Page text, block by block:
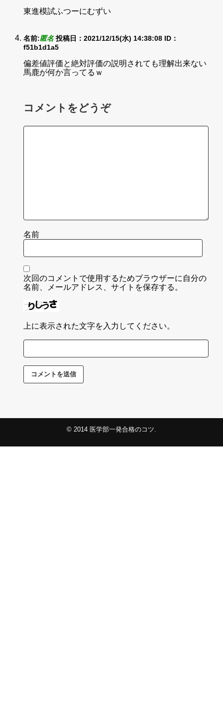
東進模試ふつーにむずい
名前:匿名 投稿日：2021/12/15(水) 14:38:08 ID：
f51b1d1a5
偏差値評価と絶対評価の説明されても理解出来ない
馬鹿が何か言ってるｗ
コメントをどうぞ
名前
次回のコメントで使用するためブラウザーに自分の
名前、メールアドレス、サイトを保存する。
上に表示された文字を入力してください。
© 2014 医学部一発合格のコツ.